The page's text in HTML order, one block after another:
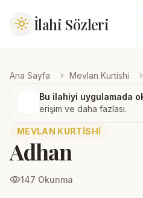
light_mode İlahi Sözleri
Ana Sayfa chevron_right Mevlan Kurtishi chevron_right
Bu ilahiyi uygulamada
erişim ve daha fazlası.
MEVLAN KURTISHI
Adhan
visibility147 Okunma